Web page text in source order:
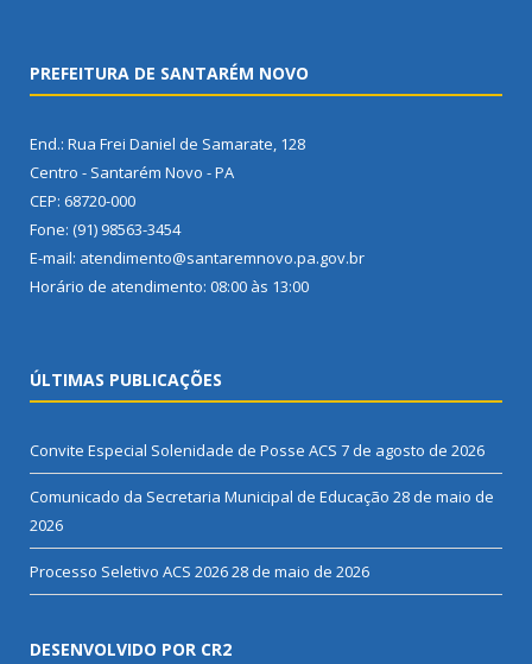
PREFEITURA DE SANTARÉM NOVO
End.: Rua Frei Daniel de Samarate, 128
Centro - Santarém Novo - PA
CEP: 68720-000
Fone: (91) 98563-3454
E-mail: atendimento@santaremnovo.pa.gov.br
Horário de atendimento: 08:00 às 13:00
ÚLTIMAS PUBLICAÇÕES
Convite Especial Solenidade de Posse ACS 7 de agosto de 2026
Comunicado da Secretaria Municipal de Educação 28 de maio de
2026
Processo Seletivo ACS 202628 de maio de 2026
DESENVOLVIDO POR CR2